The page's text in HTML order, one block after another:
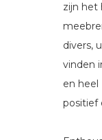
zijn het
divers,
vinden
en heel
positief